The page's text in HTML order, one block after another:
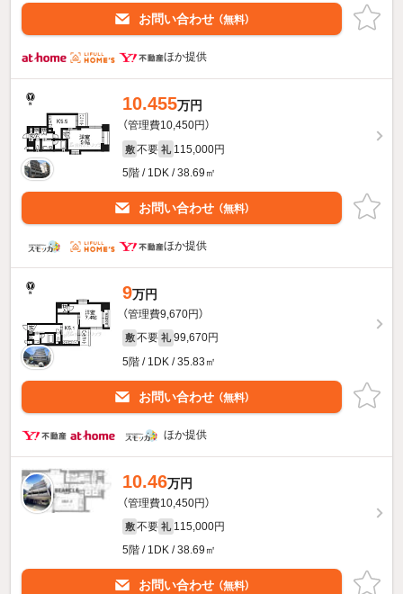
お問い合わせ （無料）
ほか提供
10.455万円
（管理費10,450円）
敷 不要 礼 115,000円
5階 / 1DK / 38.69㎡
お問い合わせ （無料）
ほか提供
9万円
（管理費9,670円）
敷 不要 礼 99,670円
5階 / 1DK / 35.83㎡
お問い合わせ （無料）
ほか提供
10.46万円
（管理費10,450円）
敷 不要 礼 115,000円
5階 / 1DK / 38.69㎡
お問い合わせ （無料）